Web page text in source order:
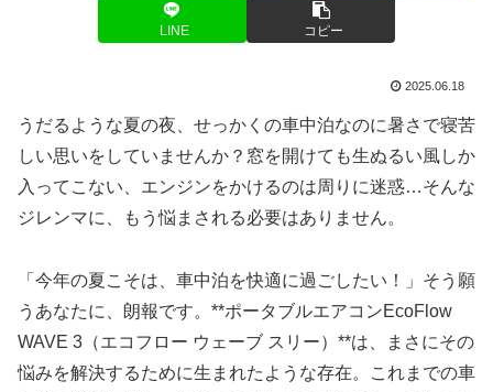
LINE コピー
2025.06.18
うだるような夏の夜、せっかくの車中泊なのに暑さで寝苦
しい思いをしていませんか？窓を開けても生ぬるい風しか
入ってこない、エンジンをかけるのは周りに迷惑…そんな
ジレンマに、もう悩まされる必要はありません。
「今年の夏こそは、車中泊を快適に過ごしたい！」そう願
うあなたに、朗報です。**ポータブルエアコンEcoFlow
WAVE 3（エコフロー ウェーブ スリー）**は、まさにその
悩みを解決するために生まれたような存在。これまでの車